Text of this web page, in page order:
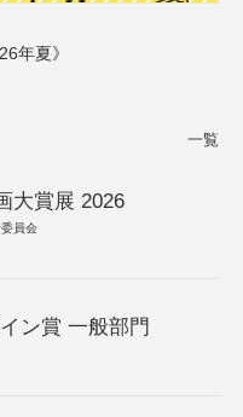
年夏》
一覧
大賞展 2026
員会
ン賞 一般部門